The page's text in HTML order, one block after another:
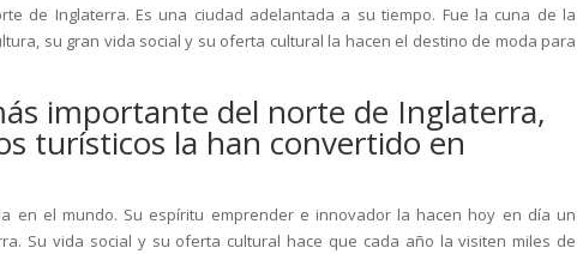
de Inglaterra. Es una ciudad adelantada a su tiempo. Fue la cuna de la
su gran vida social y su oferta cultural la hacen el destino de moda para
importante del norte de Inglaterra,
turísticos la han convertido en
en el mundo. Su espíritu emprender e innovador la hacen hoy en día un
Su vida social y su oferta cultural hace que cada año la visiten miles de